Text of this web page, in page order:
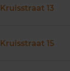
Kruisstraat 13
Kruisstraat 15